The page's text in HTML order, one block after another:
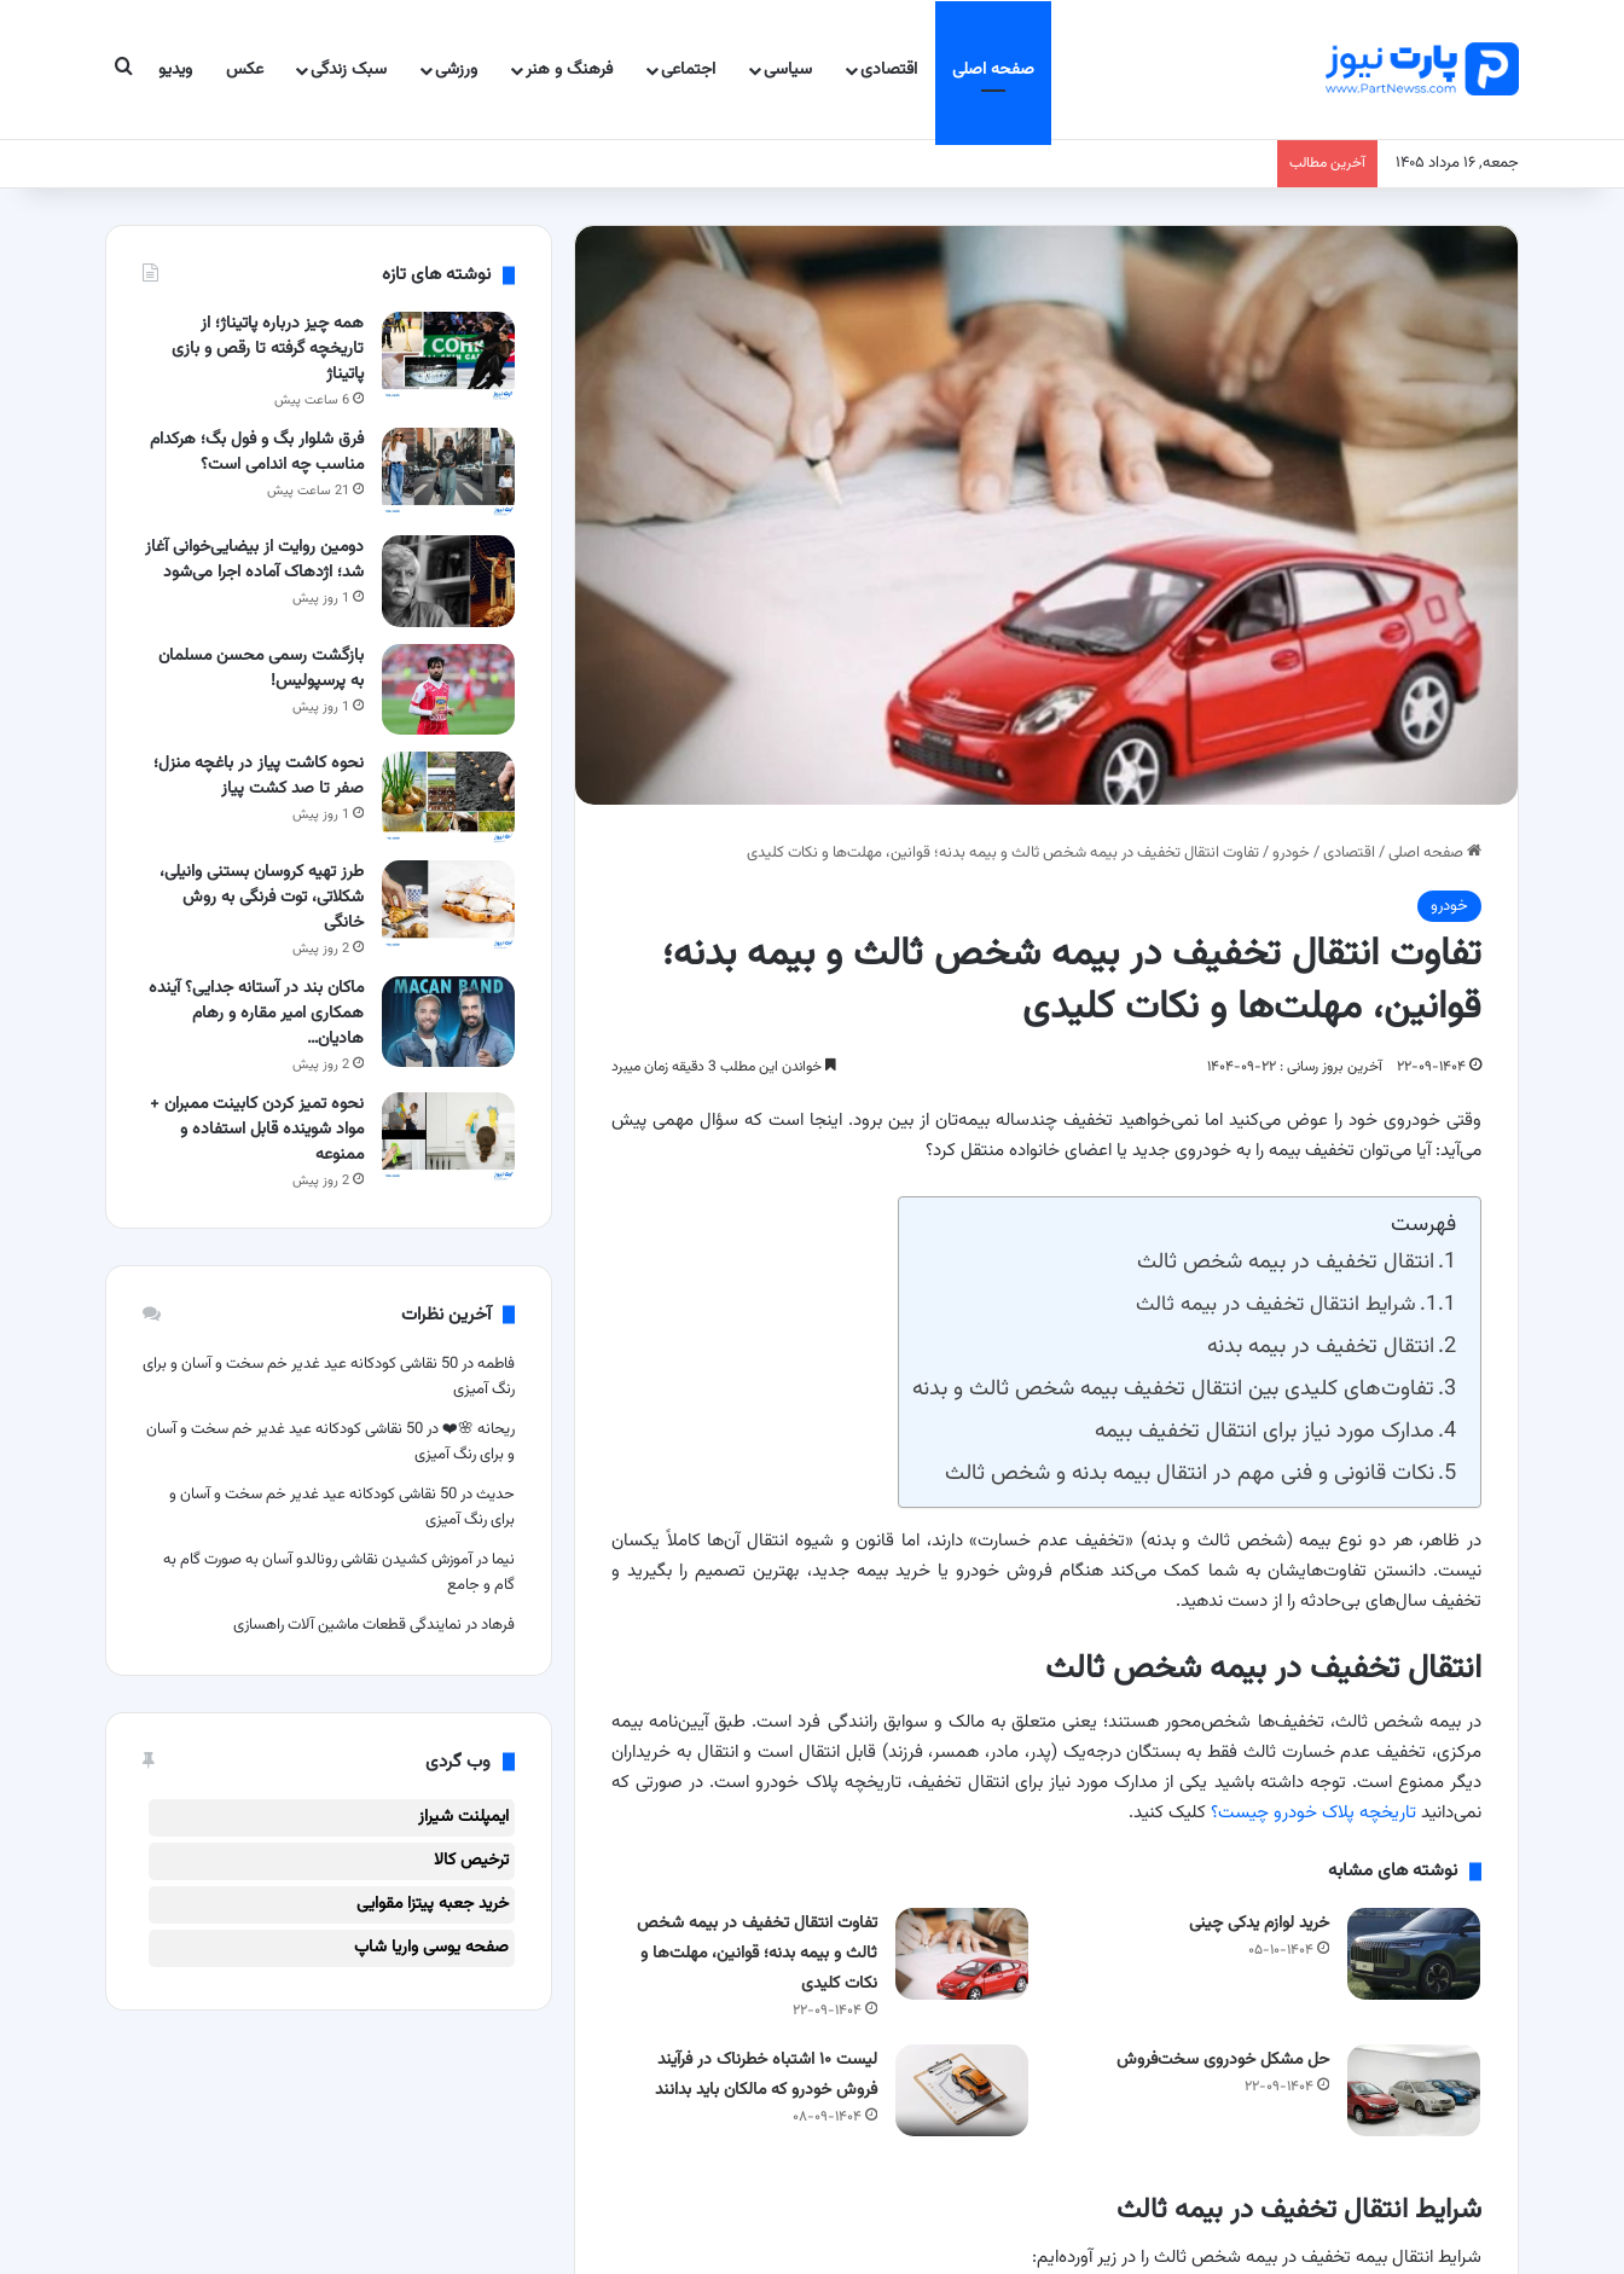
صفحه اصلی اقتصادی سیاسی اجتماعی فرهنگ و هنر ورزشی سبک زندگی عکس ویدیو جستجو برای
جمعه, ۱۶ مرداد ۱۴۰۵ آخرین مطالب
صفحه اصلی/ اقتصادی/ خودرو/تفاوت انتقال تخفیف در بیمه شخص ثالث و بیمه بدنه؛ قوانین، مهلت‌ها و نکات کلیدی
خودرو
تفاوت انتقال تخفیف در بیمه شخص ثالث و بیمه بدنه؛
قوانین، مهلت‌ها و نکات کلیدی
۲۲-۰۹-۱۴۰۴ آخرین بروز رسانی : ۲۲-۰۹-۱۴۰۴ خواندن این مطلب 3 دقیقه زمان میبرد
وقتی خودروی خود را عوض می‌کنید اما نمی‌خواهید تخفیف چند‌ساله‌ بیمه‌تان از بین برود. اینجا است که سؤال مهمی پیش
می‌آید: آیا می‌توان تخفیف بیمه را به خودروی جدید یا اعضای خانواده منتقل کرد؟
فهرست
انتقال تخفیف در بیمه شخص ثالث
شرایط انتقال تخفیف در بیمه ثالث
انتقال تخفیف در بیمه بدنه
تفاوت‌های کلیدی بین انتقال تخفیف بیمه شخص ثالث و بدنه
مدارک مورد نیاز برای انتقال تخفیف بیمه
نکات قانونی و فنی مهم در انتقال بیمه بدنه و شخص ثالث
در ظاهر، هر دو نوع بیمه (شخص ثالث و بدنه) «تخفیف عدم خسارت» دارند، اما قانون و شیوه‌ انتقال آن‌ها کاملاً یکسان
نیست. دانستن تفاوت‌هایشان به شما کمک می‌کند هنگام فروش خودرو یا خرید بیمه جدید، بهترین تصمیم را بگیرید و
تخفیف سال‌های بی‌حادثه را از دست ندهید.
انتقال تخفیف در بیمه شخص ثالث
در بیمه شخص ثالث، تخفیف‌ها شخص‌محور هستند؛ یعنی متعلق به مالک و سوابق رانندگی فرد است. طبق آیین‌نامه بیمه
مرکزی، تخفیف عدم خسارت ثالث فقط به بستگان درجه‌یک (پدر، مادر، همسر، فرزند) قابل انتقال است و انتقال به خریداران
دیگر ممنوع است. توجه داشته باشید یکی از مدارک مورد نیاز برای انتقال تخفیف، تاریخچه پلاک خودرو است. در صورتی که
نمی‌دانیدتاریخچه پلاک خودرو چیست؟کلیک کنید.
نوشته های مشابه
خرید لوازم یدکی چینی
۰۵-۱۰-۱۴۰۴
تفاوت انتقال تخفیف در بیمه شخص
ثالث و بیمه بدنه؛ قوانین، مهلت‌ها و
نکات کلیدی
۲۲-۰۹-۱۴۰۴
حل مشکل خودروی سخت‌فروش
۲۲-۰۹-۱۴۰۴
لیست ۱۰ اشتباه خطرناک در فرآیند
فروش خودرو که مالکان باید بدانند
۰۸-۰۹-۱۴۰۴
شرایط انتقال تخفیف در بیمه ثالث
شرایط انتقال بیمه تخفیف در بیمه شخص ثالث را در زیر آورده‌ایم:
نوشته های تازه
همه چیز درباره پاتیناژ؛ از
تاریخچه گرفته تا رقص و بازی
پاتیناژ
6 ساعت پیش
فرق شلوار بگ و فول بگ؛ هرکدام
مناسب چه اندامی است؟
21 ساعت پیش
دومین روایت از بیضایی‌خوانی آغاز
شد؛ اژدهاک آماده اجرا می‌شود
1 روز پیش
بازگشت رسمی محسن مسلمان
به پرسپولیس!
1 روز پیش
نحوه کاشت پیاز در باغچه منزل؛
صفر تا صد کشت پیاز
1 روز پیش
طرز تهیه کروسان بستنی وانیلی،
شکلاتی، توت فرنگی به روش
خانگی
2 روز پیش
ماکان بند در آستانه جدایی؟ آینده
همکاری امیر مقاره و رهام
هادیان…
2 روز پیش
نحوه تمیز کردن کابینت ممبران +
مواد شوینده قابل استفاده و
ممنوعه
2 روز پیش
آخرین نظرات
فاطمهدر
50 نقاشی کودکانه عید غدیر خم سخت و آسان و برای
رنگ آمیزی
ریحانه 🌸❤️در
50 نقاشی کودکانه عید غدیر خم سخت و آسان
و برای رنگ آمیزی
حدیثدر
50 نقاشی کودکانه عید غدیر خم سخت و آسان و
برای رنگ آمیزی
نیما درآموزش کشیدن نقاشی رونالدو آسان به صورت گام به
گام و جامع
فرهاددر نمایندگی قطعات ماشین آلات راهسازی
وب گردی
ایمپلنت شیراز
ترخیص کالا
خرید جعبه پیتزا مقوایی
صفحه یوسی واریا شاپ